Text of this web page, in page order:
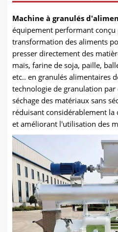
Machine à granulés
équipement performant
transformation des aliments
presser directement des
maïs, farine de soja, paille,
etc.. en granulés alimentaires
technologie de granulation
séchage des matériaux sans
réduisant considérablement
et améliorant l'utilisation des